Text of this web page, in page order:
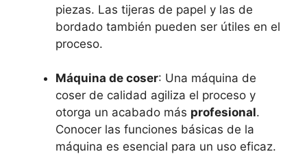
piezas. Las tijeras de papel ⁤y las de
bordado también pueden ser útiles en el
proceso.
Máquina⁢ de coser: Una máquina de
coser de calidad ⁤agiliza el proceso⁢ y
otorga un acabado más⁤ profesional.‌
Conocer las funciones ​básicas de ⁢la
máquina es esencial para un uso eficaz.